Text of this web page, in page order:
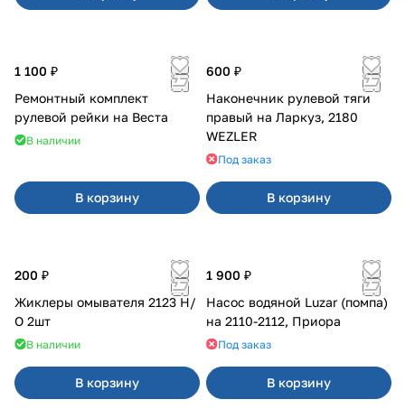
1 100 ₽
Ремонтный комплект
рулевой рейки на Веста
В наличии
В корзину
600 ₽
Наконечник рулевой тяги
правый на Ларкуз, 2180
WEZLER
Под заказ
В корзину
200 ₽
Жиклеры омывателя 2123 Н/
О 2шт
В наличии
В корзину
1 900 ₽
Насос водяной Luzar (помпа)
на 2110-2112, Приора
Под заказ
В корзину